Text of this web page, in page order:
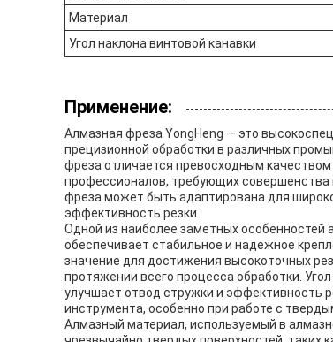
Материал
Угол наклона винтовой канавки
Применение:
Алмазная фреза YongHeng — это
прецизионной обработки в различных
фреза отличается превосходным
профессионалов, требующих совершенства
фреза может быть адаптирована для
эффективность резки.
Одной из наиболее заметных особенностей
обеспечивает стабильное и надежное
значение для достижения высокоточных
протяжении всего процесса обработки.
улучшает отвод стружки и эффективность
инструмента, особенно при работе с
Алмазный материал, используемый в